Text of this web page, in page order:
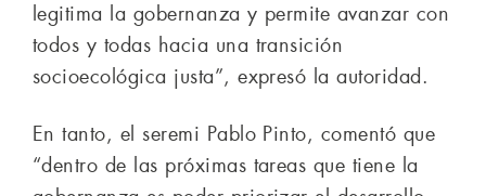
legitima la gobernanza y permite avanzar con
todos y todas hacia una transición
socioecológica justa”, expresó la autoridad.
En tanto, el seremi Pablo Pinto, comentó que
“dentro de las próximas tareas que tiene la